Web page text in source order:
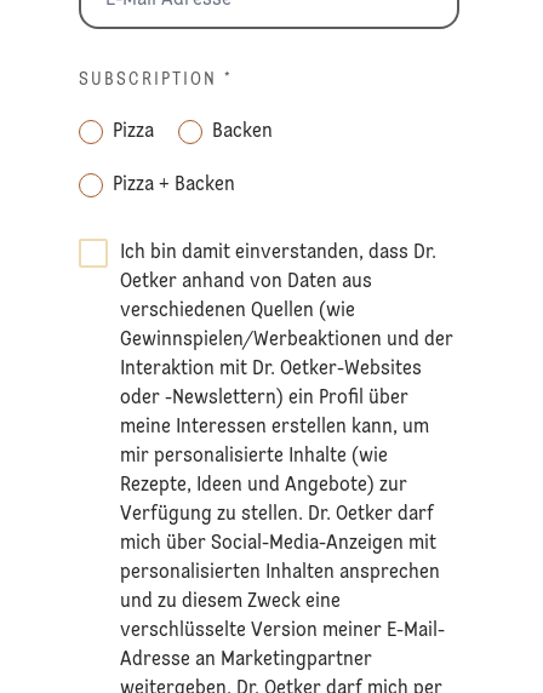
SUBSCRIPTION *
Pizza Backen
Pizza + Backen
Ich bin damit einverstanden, dass Dr.
Oetker anhand von Daten aus
verschiedenen Quellen (wie
Gewinnspielen/Werbeaktionen und der
Interaktion mit Dr. Oetker-Websites
oder -Newslettern) ein Profil über
meine Interessen erstellen kann, um
mir personalisierte Inhalte (wie
Rezepte, Ideen und Angebote) zur
Verfügung zu stellen. Dr. Oetker darf
mich über Social-Media-Anzeigen mit
personalisierten Inhalten ansprechen
und zu diesem Zweck eine
verschlüsselte Version meiner E-Mail-
Adresse an Marketingpartner
weitergeben. Dr. Oetker darf mich per